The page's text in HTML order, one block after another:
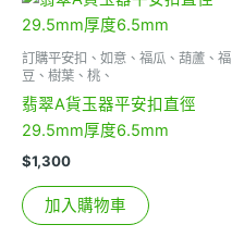
訂購平安扣、如意、福瓜、葫蘆、福
豆、樹葉、桃、
翡翠A貨玉器平安扣直徑
29.5mm厚度6.5mm
$1,300
加入購物車